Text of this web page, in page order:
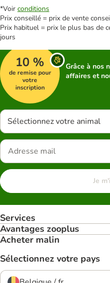
*Voir conditions
Prix conseillé = prix de vente
Prix habituel = prix le plus bas de
jours
10 %
de remise pour
votre
inscription
Grâce à nos
affaires et
Sélectionnez votre animal
Je
Services
Avantages zooplus
Acheter malin
Sélectionnez votre pays